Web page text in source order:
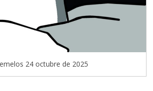
24 octubre de 2025